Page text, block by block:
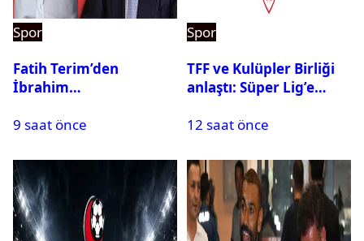
Spor
Fatih Terim’den
İbrahim
cevap: İkili arasındaki
9 saat önce
Spor
TFF ve Kulüpler Birliği
anlaştı: Süper Lig’e
12 saat önce